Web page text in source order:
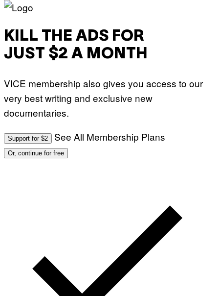
KILL THE ADS FOR
JUST $2 A MONTH
VICE membership also gives you access to our
very best writing and exclusive new
documentaries.
Support for $2 See All Membership Plans
Or, continue for free